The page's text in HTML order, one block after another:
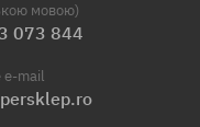
мовою)
073 844
e-mail